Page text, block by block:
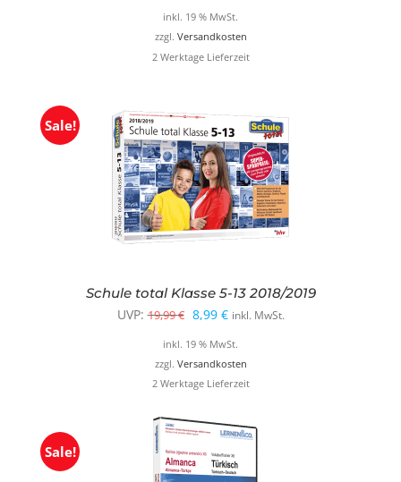
Preis
war:
19,99 €
Preis
ist:
12,99 €.
inkl. 19 % MwSt.
zzgl. Versandkosten
2 Werktage Lieferzeit
Sale!
Schule total Klasse 5-13 2018/2019
UVP: 19,99€ Ursprünglicher
Preis
war:
19,99 €
8,99 €Aktueller
Preis
ist:
8,99 €.
inkl. MwSt.
inkl. 19 % MwSt.
zzgl. Versandkosten
2 Werktage Lieferzeit
Sale!